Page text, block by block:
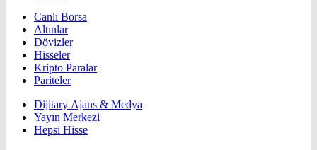
Canlı Borsa
Altınlar
Dövizler
Hisseler
Kripto Paralar
Pariteler
Dijitary Ajans & Medya
Yayın Merkezi
Hepsi Hisse